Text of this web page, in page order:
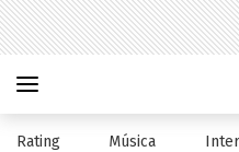
Rating Música